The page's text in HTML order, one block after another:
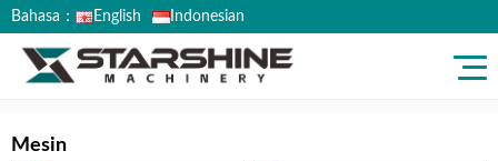
Bahasa： English Indonesian
Mesin